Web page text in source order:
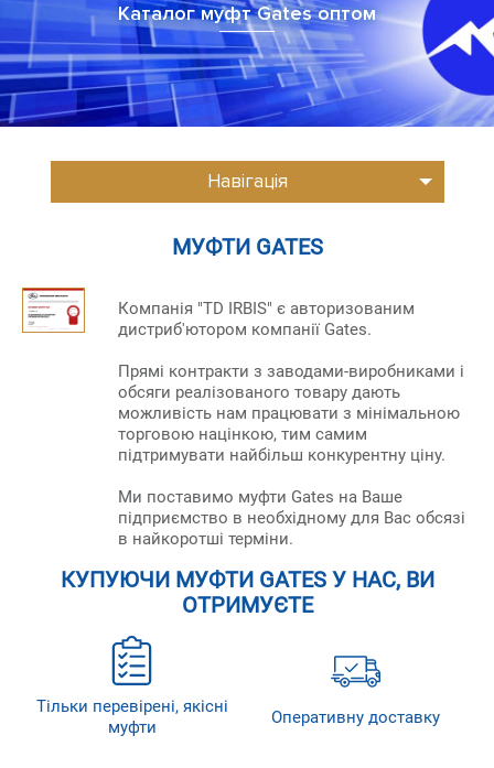
Каталог муфт Gates оптом
Навігація
МУФТИ GATES
Компанія "TD IRBIS" є авторизованим
дистриб'ютором компанії Gates.
Прямі контракти з заводами-виробниками і
обсяги реалізованого товару дають
можливість нам працювати з мінімальною
торговою націнкою, тим самим
підтримувати найбільш конкурентну ціну.
Ми поставимо муфти Gates на Ваше
підприємство в необхідному для Вас обсязі
в найкоротші терміни.
КУПУЮЧИ МУФТИ GATES У НАС, ВИ
ОТРИМУЄТЕ
Тільки перевірені, якісні
муфти
Оперативну доставку